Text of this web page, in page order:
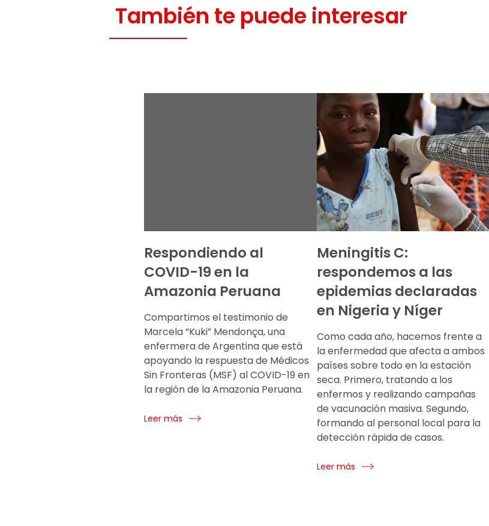
También te puede interesar
Respondiendo al
COVID-19 en la
Amazonia Peruana
Compartimos el testimonio de
Marcela “Kuki” Mendonça, una
enfermera de Argentina que está
apoyando la respuesta de Médicos
Sin Fronteras (MSF) al COVID-19 en
la región de la Amazonia Peruana.
Leer más
Meningitis C:
respondemos a las
epidemias declaradas
en Nigeria y Níger
Como cada año, hacemos frente a
la enfermedad que afecta a ambos
países sobre todo en la estación
seca. Primero, tratando a los
enfermos y realizando campañas
de vacunación masiva. Segundo,
formando al personal local para la
detección rápida de casos.
Leer más